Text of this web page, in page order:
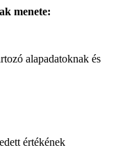
menete:
alapadatoknak és
értékének